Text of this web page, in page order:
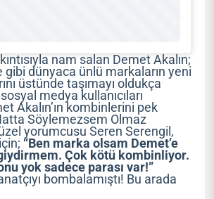
nam salan Demet Akalın;
gibi dünyaca ünlü markaların yeni
üstünde taşımayı oldukça
medya kullanıcıları
Akalın’ın kombinlerini pek
Söylemezsem Olmaz
yorumcusu Seren Serengil,
“Ben marka olsam Demet’e
Çok kötü kombinliyor.
yok sadece parası var!”
bombalamıştı! Bu arada